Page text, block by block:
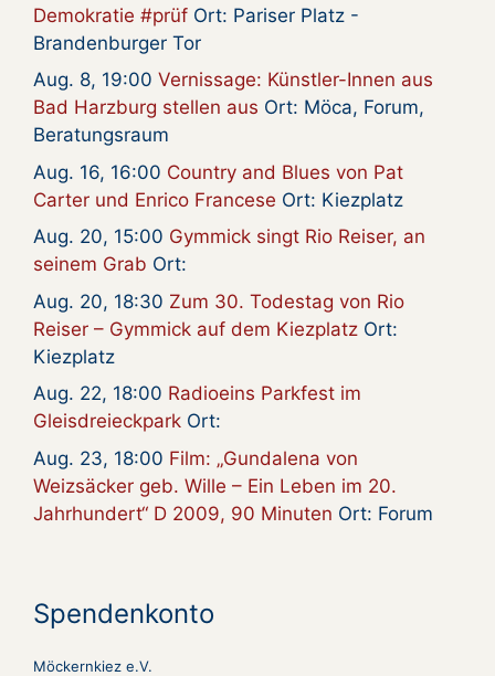
Demokratie #prüf Ort: Pariser Platz -
Brandenburger Tor
Aug. 8, 19:00 Vernissage: Künstler-Innen aus
Bad Harzburg stellen aus Ort: Möca, Forum,
Beratungsraum
Aug. 16, 16:00 Country and Blues von Pat
Carter und Enrico Francese Ort: Kiezplatz
Aug. 20, 15:00 Gymmick singt Rio Reiser, an
seinem Grab Ort:
Aug. 20, 18:30 Zum 30. Todestag von Rio
Reiser – Gymmick auf dem Kiezplatz Ort:
Kiezplatz
Aug. 22, 18:00 Radioeins Parkfest im
Gleisdreieckpark Ort:
Aug. 23, 18:00 Film: „Gundalena von
Weizsäcker geb. Wille – Ein Leben im 20.
Jahrhundert“ D 2009, 90 Minuten Ort: Forum
Spendenkonto
Möckernkiez e.V.